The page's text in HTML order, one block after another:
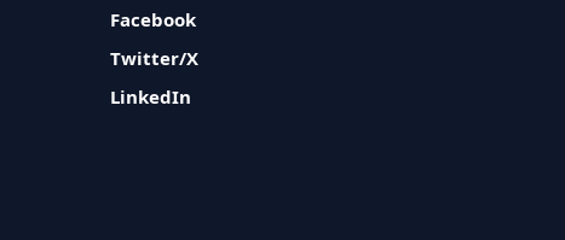
Facebook
Twitter/X
LinkedIn